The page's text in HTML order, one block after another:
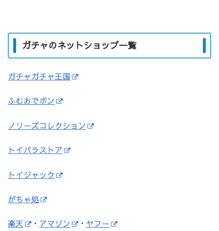
ガチャのネットショップ一覧
ガチャガチャ王国
ふむおでポン
ノリーズコレクション
トイパラストア
トイジャック
がちゃ処
楽天 ・ アマゾン ・ ヤフー